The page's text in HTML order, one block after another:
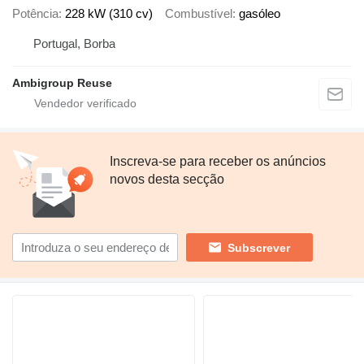
Potência 228 kW (310 cv) Combustível gasóleo
Portugal, Borba
Ambigroup Reuse
Inscreva-se para receber os anúncios
novos desta secção
Subscrever